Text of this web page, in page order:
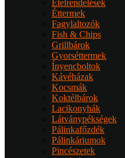
Ételrendelések
Éttermek
Fagylaltozók
Fish & Chips
Grillbárok
Gyorséttermek
Ínyencboltok
Kávéházak
Kocsmák
Koktélbárok
Lacikonyhák
Látványpékségek
Pálinkafőzdék
Pálinkáriumok
Pincészetek